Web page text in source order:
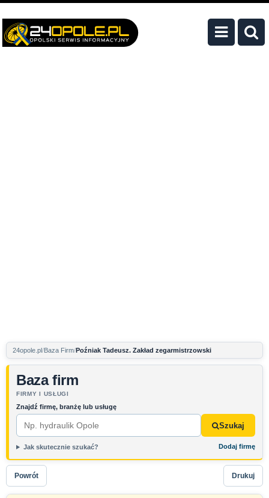
24opole.pl Baza Firm Poźniak Tadeusz. Zakład zegarmistrzowski
Baza firm
FIRMY I USŁUGI
Znajdź firmę, branżę lub usługę
Szukaj
Jak skutecznie szukać? Dodaj firmę
Powrót Drukuj